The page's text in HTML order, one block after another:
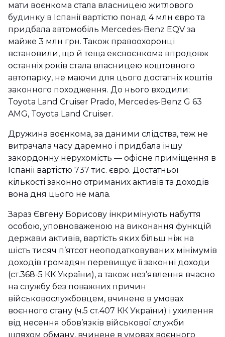
мати воєнкома стала власницею житлового
будинку в Іспанії вартістю понад 4 млн євро та
придбала автомобіль Mercedes-Benz EQV за
майже 3 млн грн. Також правоохоронці
встановили, що й теща ексвоєнкома впродовж
останніх років стала власницею коштовного
автопарку, не маючи для цього достатніх коштів
законного походження. До нього входили:
Toyota Land Cruiser Prado, Mercedes-Benz G 63
AMG, Toyota Land Cruiser.
Дружина воєнкома, за даними слідства, теж не
витрачала часу даремно і придбала іншу
закордонну нерухомість — офісне приміщення в
Іспанії вартістю 737 тис. євро. Достатньої
кількості законно отриманих активів та доходів
вона дня цього не мала.
Зараз Євгену Борисову інкримінують набуття
особою, уповноваженою на виконання функцій
держави активів, вартість яких більш ніж на
шість тисяч п’ятсот неоподатковуваних мінімумів
доходів громадян перевищує її законні доходи
(ст.368-5 КК України), а також нез’явлення вчасно
на службу без поважних причин
військовослужбовцем, вчинене в умовах
воєнного стану (ч.5 ст.407 КК України) і ухилення
від несення обов’язків військової служби
шляхом обману, вчинене в умовах воєнного